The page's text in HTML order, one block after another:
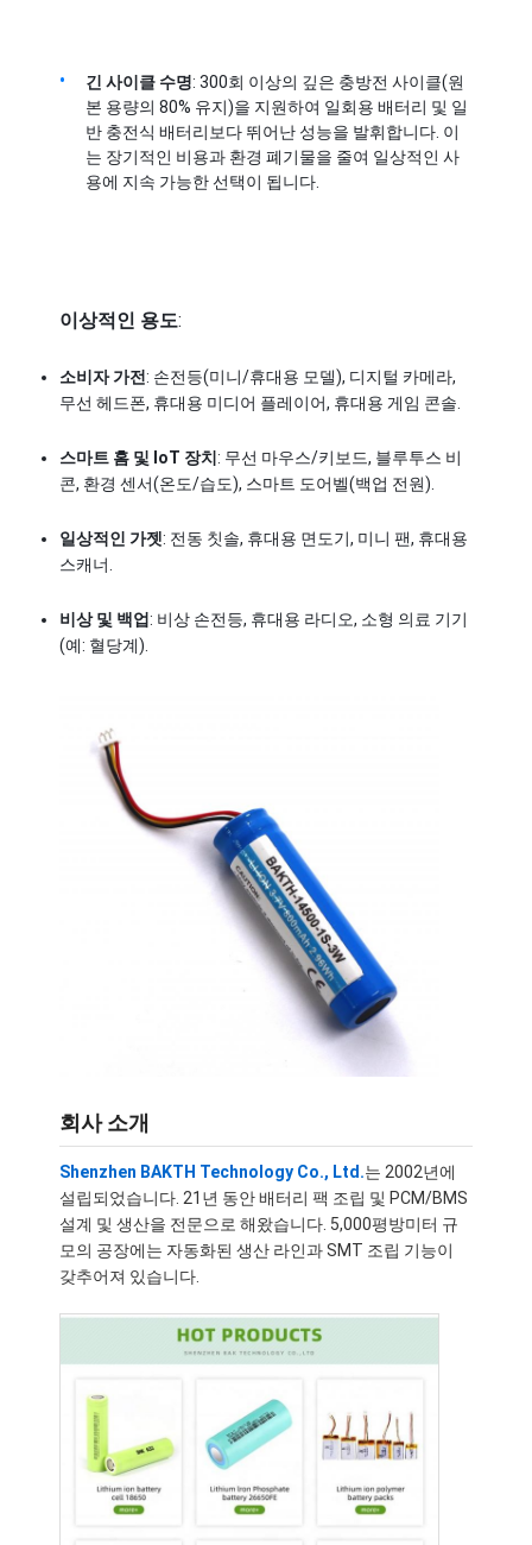
품질 관리
문의하기
소식
리튬 이온 배터리 팩
라이프포4 배터리 팩
딥 사이클 배터리
맞춤형 배터리 팩
UPS 리?? 배터리
니켈 금속 하이드 배터리 팩
충전식 리튬 이온 배터리
리튬 이온 배터리 충전기
긴 사이클 수명: 300회 이상의 깊은 충방전 사이클(원
본 용량의 80% 유지)을 지원하여 일회용 배터리 및 일
반 충전식 배터리보다 뛰어난 성능을 발휘합니다. 이
는 장기적인 비용과 환경 폐기물을 줄여 일상적인 사
용에 지속 가능한 선택이 됩니다.
이상적인 용도:
소비자 가전: 손전등(미니/휴대용 모델), 디지털 카메라,
무선 헤드폰, 휴대용 미디어 플레이어, 휴대용 게임 콘솔.
스마트 홈 및 IoT 장치: 무선 마우스/키보드, 블루투스 비
콘, 환경 센서(온도/습도), 스마트 도어벨(백업 전원).
일상적인 가젯: 전동 칫솔, 휴대용 면도기, 미니 팬, 휴대용
스캐너.
비상 및 백업: 비상 손전등, 휴대용 라디오, 소형 의료 기기
(예: 혈당계).
회사 소개
Shenzhen BAKTH Technology Co., Ltd.는 2002년에
설립되었습니다. 21년 동안 배터리 팩 조립 및 PCM/BMS
설계 및 생산을 전문으로 해왔습니다. 5,000평방미터 규
모의 공장에는 자동화된 생산 라인과 SMT 조립 기능이
갖추어져 있습니다.